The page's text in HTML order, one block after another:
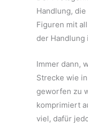
Handlung,
Figuren mit
der
Immer dann,
Strecke wie
geworfen zu
komprimiert
viel, dafür